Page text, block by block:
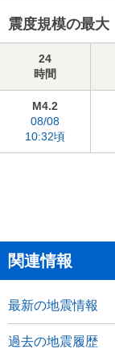
震度規模の最大
24
時間
M4.2
08/08
10:32頃
関連情報
最新の地震情報
過去の地震履歴